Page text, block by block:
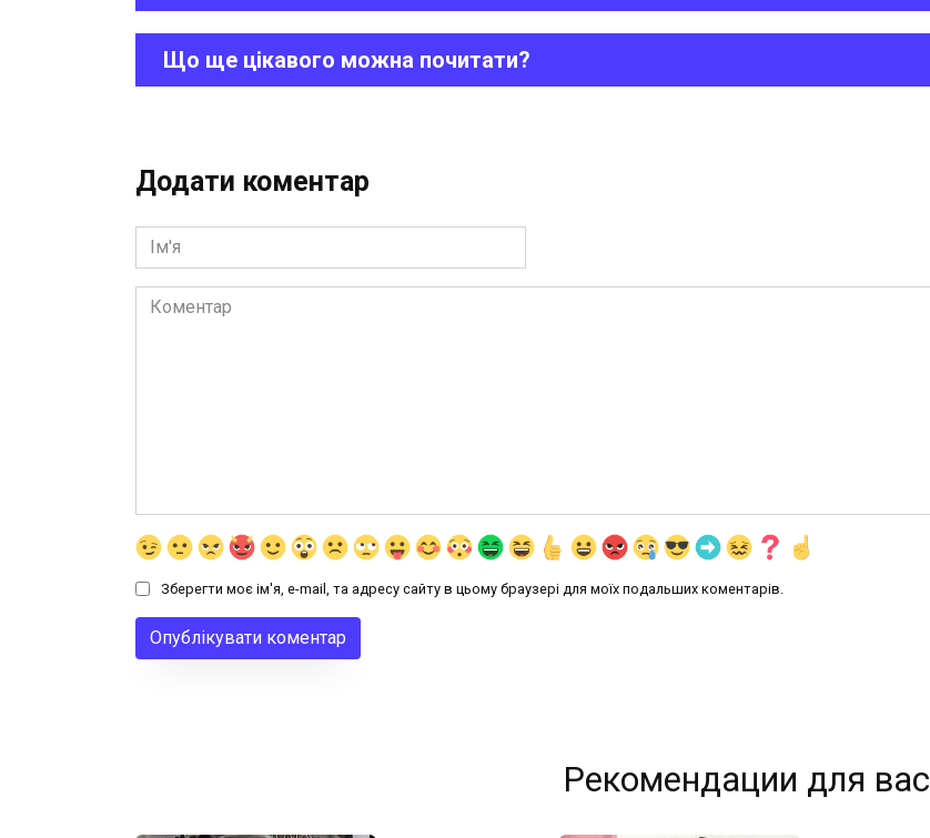
Що ще цікавого можна почитати?
Додати коментар
Ім'я
Коментар
Зберегти моє ім'я, e-mail, та адресу сайту в цьому браузері для моїх подальших коментарів.
Рекомендации для вас